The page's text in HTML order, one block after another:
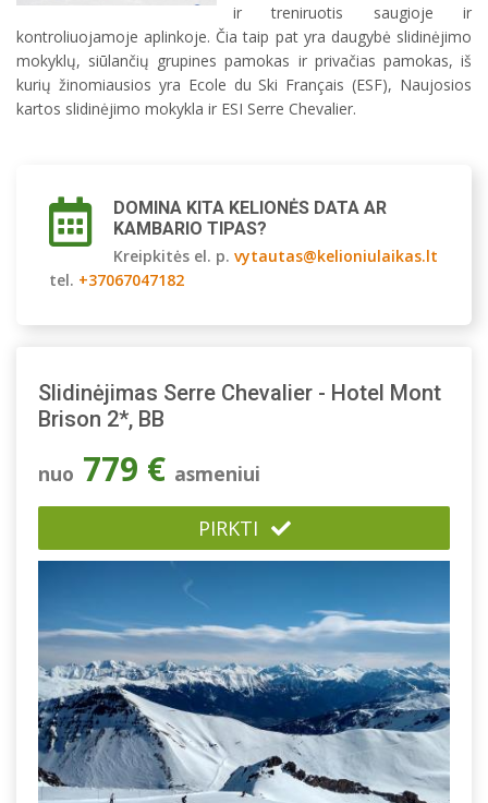
ir treniruotis saugioje ir
kontroliuojamoje aplinkoje. Čia taip pat yra daugybė slidinėjimo
mokyklų, siūlančių grupines pamokas ir privačias pamokas, iš
kurių žinomiausios yra Ecole du Ski Français (ESF), Naujosios
kartos slidinėjimo mokykla ir ESI Serre Chevalier.
DOMINA KITA KELIONĖS DATA AR
KAMBARIO TIPAS?
Kreipkitės el. p. vytautas@kelioniulaikas.lt
tel. +37067047182
Slidinėjimas Serre Chevalier - Hotel Mont
Brison 2*, BB
nuo 779 € asmeniui
PIRKTI